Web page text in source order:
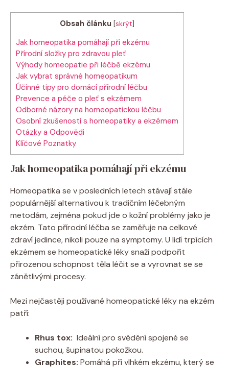
Obsah článku [skrýt]
Jak homeopatika​ pomáhají při ekzému
Přírodní složky⁣ pro​ zdravou pleť
Výhody homeopatie při léčbě ekzému
Jak vybrat správné homeopatikum
Účinné‍ tipy pro domácí přírodní léčbu
Prevence a ⁢péče o pleť s ekzémem
Odborné názory na⁣ homeopatickou léčbu
Osobní zkušenosti ⁤s homeopatiky ‌a ekzémem
Otázky a Odpovědi
Klíčové Poznatky
Jak homeopatika​ pomáhají při ekzému
Homeopatika ⁢se ​v posledních letech stávají stále
populárnější alternativou k ⁤tradičním léčebným
metodám,​ zejména pokud jde o kožní problémy jako je
ekzém. Tato ⁣přírodní léčba se zaměřuje na celkové
zdraví jedince,‍ nikoli pouze na ​symptomy. U lidí trpících
ekzémem se homeopatické léky snaží podpořit
přirozenou schopnost těla​ léčit se a vyrovnat se se
zánětlivými ⁤procesy.
Mezi nejčastěji používané homeopatické ⁢léky na ekzém
patří:
Rhus ⁤tox: ‍ Ideální‍ pro svědění spojené⁣ se⁤
suchou, šupinatou pokožkou.
Graphites: Pomáhá při vlhkém ekzému, ⁣který se